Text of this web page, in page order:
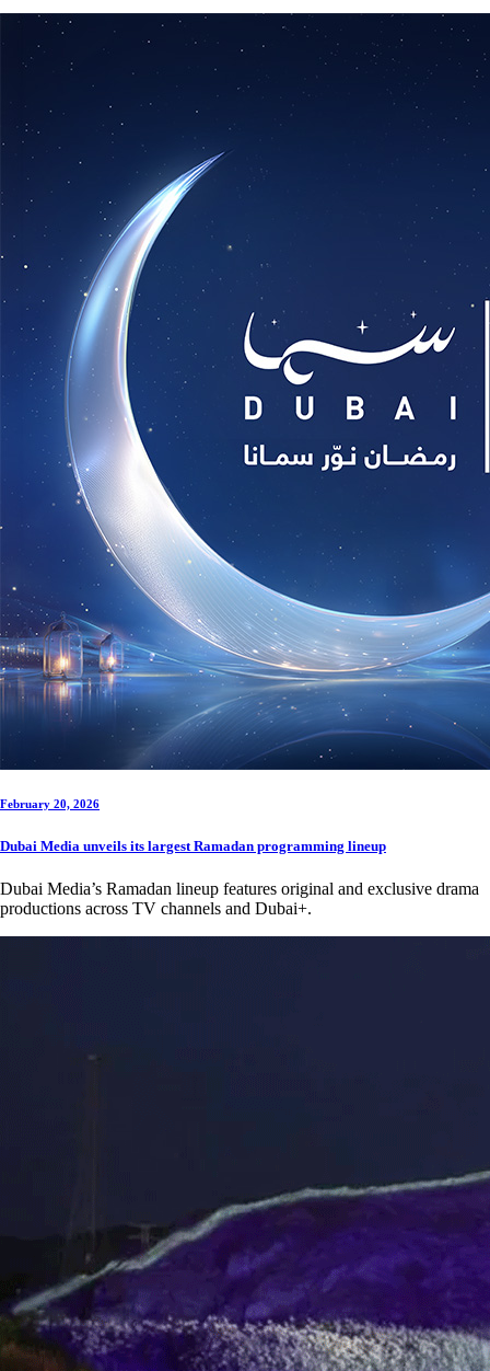
February 20, 2026
Dubai Media unveils its largest Ramadan programming lineup
Dubai Media’s Ramadan lineup features original and exclusive drama
productions across TV channels and Dubai+.